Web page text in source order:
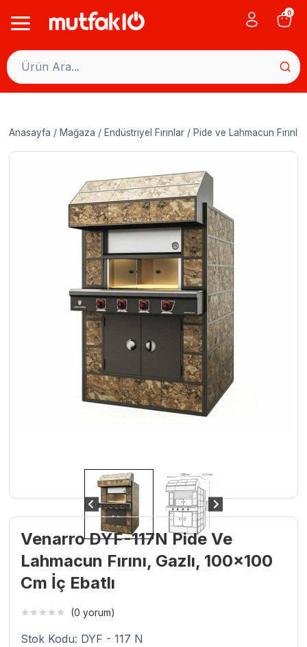
0
Anasayfa / Mağaza / Endüstriyel Fırınlar / Pide ve Lahmacun
Venarro DYF-117N Pide Ve
Lahmacun Fırını, Gazlı, 100×100
Cm İç Ebatlı
(0 yorum)
Stok Kodu: DYF - 117 N